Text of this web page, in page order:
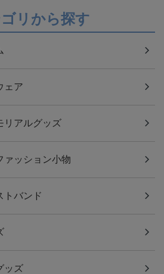
リから探す
ェア
リアルグッズ
ァッション小物
トバンド
ッズ